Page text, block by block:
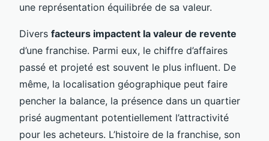
une représentation équilibrée de sa valeur.
Divers facteurs impactent la valeur de revente
d’une franchise. Parmi eux, le chiffre d’affaires
passé et projeté est souvent le plus influent. De
même, la localisation géographique peut faire
pencher la balance, la présence dans un quartier
prisé augmentant potentiellement l’attractivité
pour les acheteurs. L’histoire de la franchise, son